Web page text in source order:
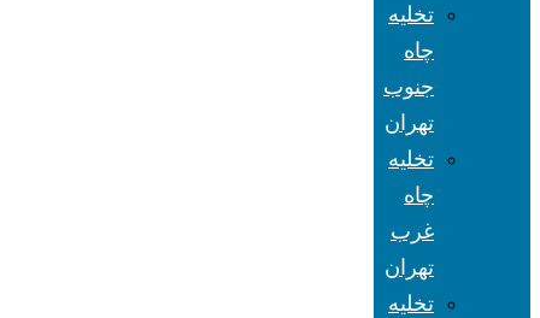
تخلیه
چاه
جنوب
تهران
تخلیه
چاه
غرب
تهران
تخلیه